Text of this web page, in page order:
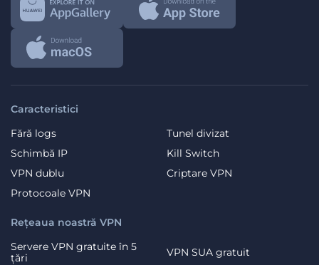
Caracteristici
Fără logs
Tunel divizat
Schimbă IP
Kill Switch
VPN dublu
Criptare VPN
Protocoale VPN
Rețeaua noastră VPN
Servere VPN gratuite în 5
țări
VPN SUA gratuit